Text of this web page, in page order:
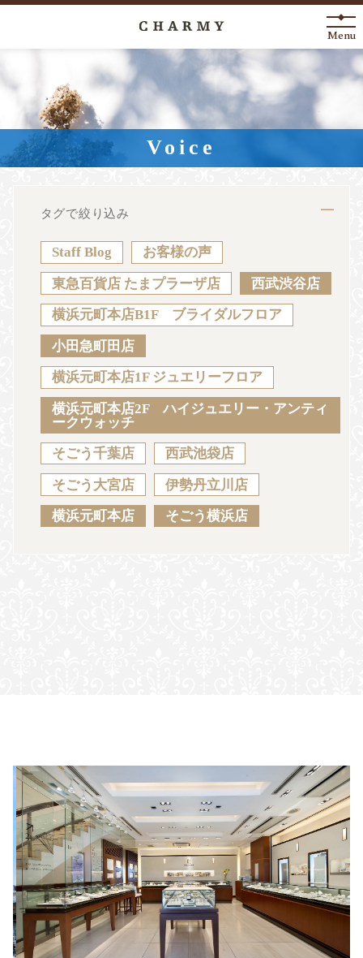
New Arrival
About
Engagement Ring
Anniversary
News Blog
Sustainability Voice Catalog
JA EN CH KO
Menu
Voice
タグで絞り込み
Staff Blog お客様の声
東急百貨店 たまプラーザ店 西武渋谷店
横浜元町本店B1F ブライダルフロア
小田急町田店
横浜元町本店1F ジュエリーフロア
横浜元町本店2F ハイジュエリー・アンティ
ークウォッチ
そごう千葉店 西武池袋店
そごう大宮店 伊勢丹立川店
横浜元町本店 そごう横浜店